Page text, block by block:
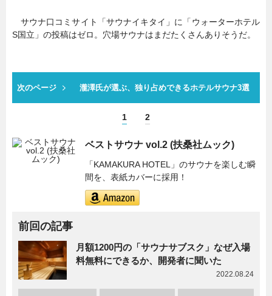
サウナ口コミサイト「サウナイキタイ」に「ウォーターホテル
S国立」の投稿はゼロ。穴場サウナはまだたくさんありそうだ。
次のページ 瀧澤氏が選ぶ、独り占めできるホテルサウナ3選
1 2
ベストサウナ vol.2 (扶桑社ムック)
「KAMAKURA HOTEL」のサウナを楽しむ瞬
間を、表紙カバーに採用！
前回の記事
月額1200円の「サウナサブスク」なぜ入場
料無料にできるか、開発者に聞いた
2022.08.24